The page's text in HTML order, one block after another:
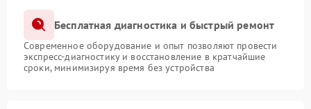
Бесплатная диагностика и быстрый ремонт
Современное оборудование и опыт позволяют провести
экспресс-диагностику и восстановление в кратчайшие
сроки, минимизируя время без устройства